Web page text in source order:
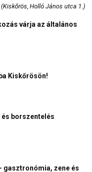
Holló János utca 1.)
várja az általános
Kiskőrösön!
borszentelés
gasztronómia, zene és